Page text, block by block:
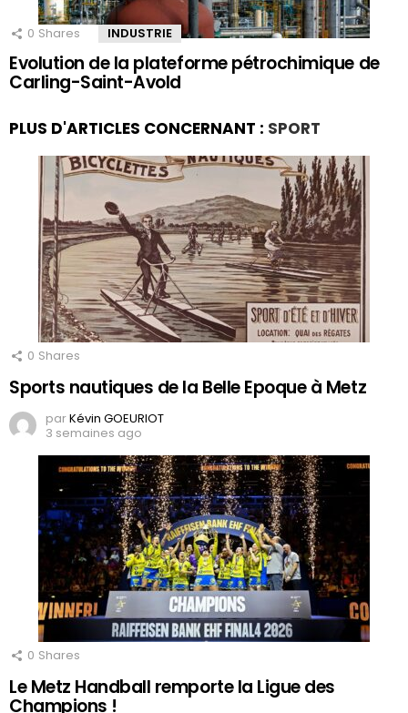
0 Shares INDUSTRIE
Evolution de la plateforme pétrochimique de
Carling-Saint-Avold
PLUS D'ARTICLES CONCERNANT : SPORT
0 Shares
Sports nautiques de la Belle Epoque à Metz
parKévin GOEURIOT
3 semaines ago
0 Shares
Le Metz Handball remporte la Ligue des
Champions !